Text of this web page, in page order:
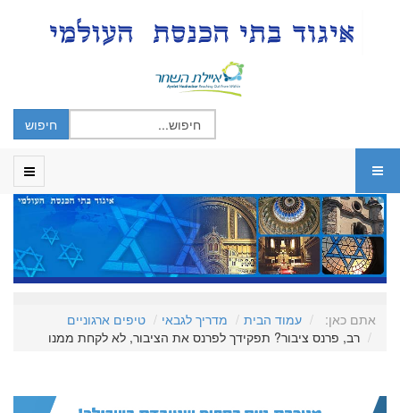
אתם כאן: עמוד הבית מדריך לגבאי
טיפים ארגוניים
רב, פרנס ציבור? תפקידך לפרנס את הציבור, לא לקחת ממנו